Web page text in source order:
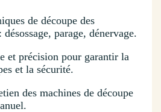
de découpe des
parage, dénervage.
et précision pour garantir la
et la sécurité.
des machines de découpe